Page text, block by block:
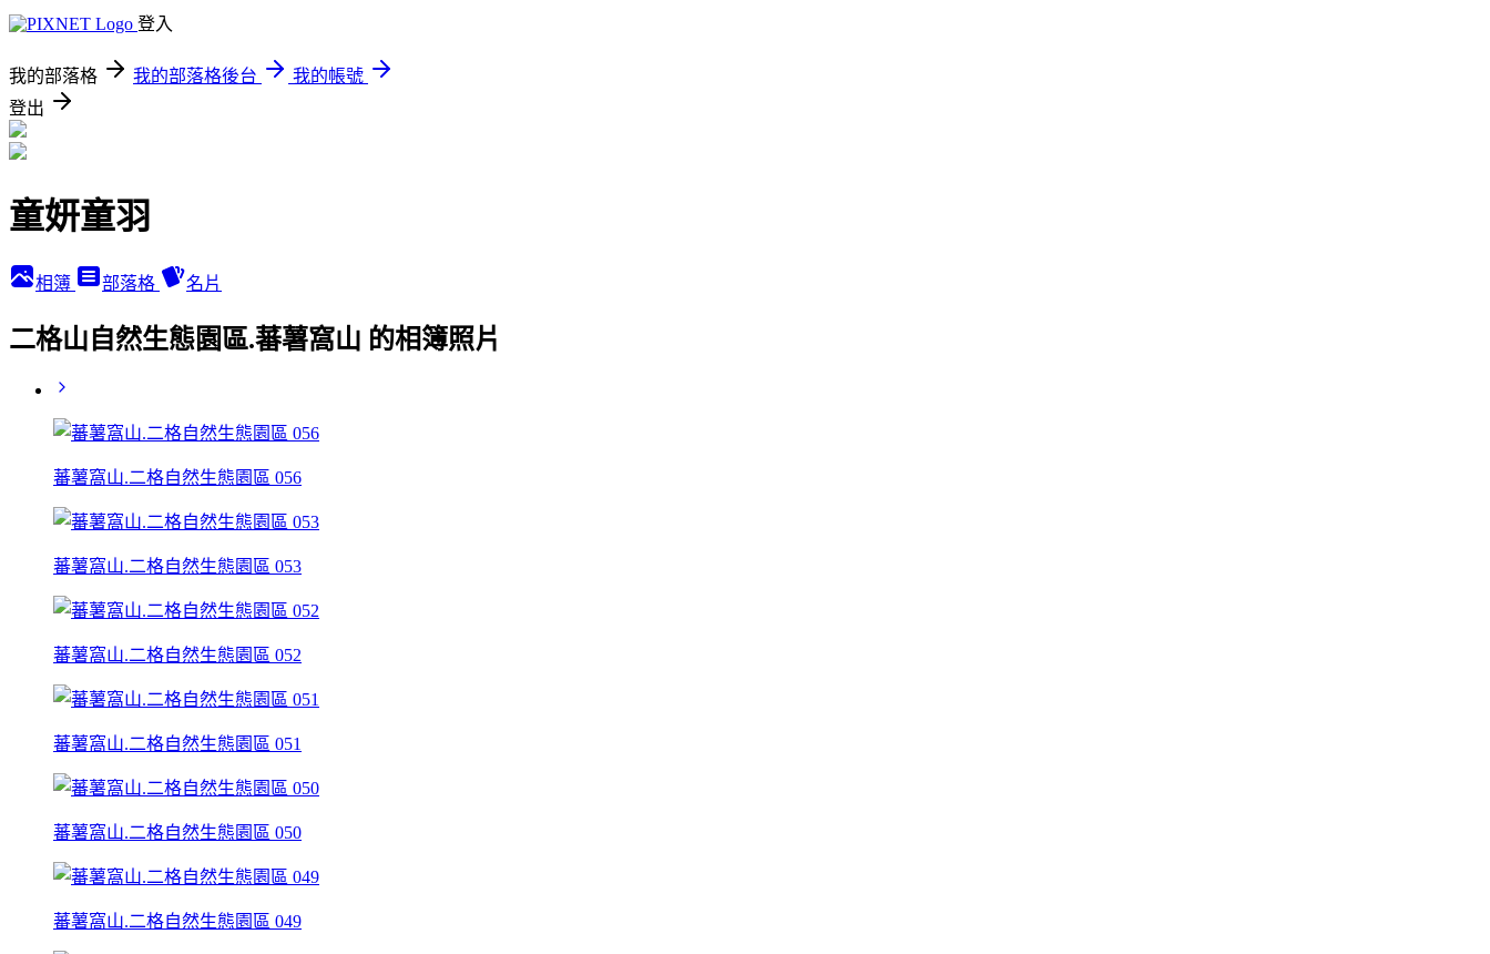
登入
我的部落格 我的部落格後台
我的帳號
登出
童妍童羽
相簿 部落格 名片
二格山自然生態園區.蕃薯窩山 的相簿照片
蕃薯窩山.二格自然生態園區 056
蕃薯窩山.二格自然生態園區 053
蕃薯窩山.二格自然生態園區 052
蕃薯窩山.二格自然生態園區 051
蕃薯窩山.二格自然生態園區 050
蕃薯窩山.二格自然生態園區 049